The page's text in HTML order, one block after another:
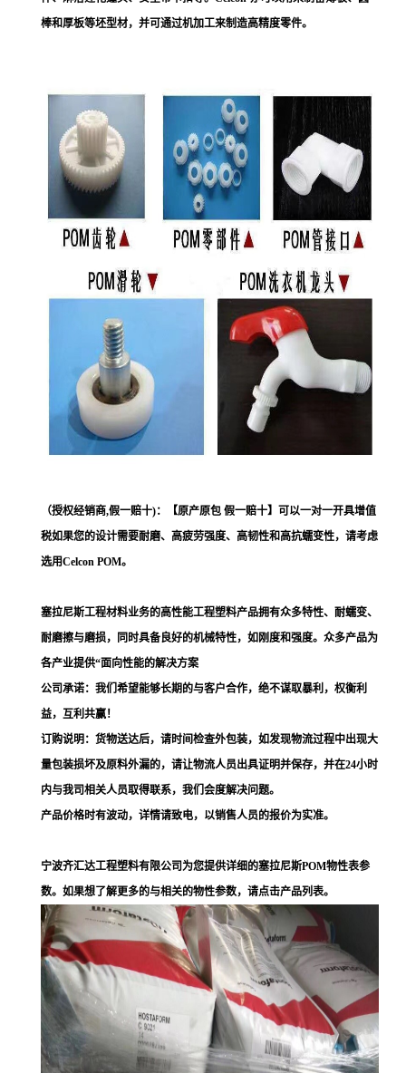
棒和厚板等坯型材，并可通过机加工来制造高精度零件。
（授权经销商,假一赔十)：【原产原包 假一赔十】可以一对一开具增值
税如果您的设计需要耐磨、高疲劳强度、高韧性和高抗蠕变性，请考虑
选用Celcon POM。
塞拉尼斯工程材料业务的高性能工程塑料产品拥有众多特性、耐蠕变、
耐磨擦与磨损，同时具备良好的机械特性，如刚度和强度。众多产品为
各产业提供“面向性能的解决方案
公司承诺：我们希望能够长期的与客户合作，绝不谋取暴利，权衡利
益，互利共赢！
订购说明：货物送达后，请时间检查外包装，如发现物流过程中出现大
量包装损坏及原料外漏的，请让物流人员出具证明并保存，并在24小时
内与我司相关人员取得联系，我们会度解决问题。
产品价格时有波动，详情请致电，以销售人员的报价为实准。
宁波齐汇达工程塑料有限公司为您提供详细的塞拉尼斯POM物性表参
数。如果想了解更多的与相关的物性参数，请点击产品列表。